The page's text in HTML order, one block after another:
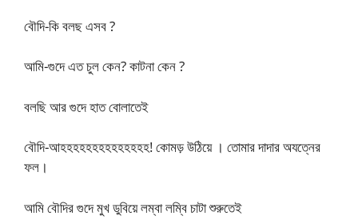
বৌদি-কি বলছ এসব ?
আমি-গুদে এত চুল কেন? কাটনা কেন ?
বলছি আর গুদে হাত বোলাতেই
বৌদি-আহহহহহহহহহহহহহহ! কোমড় উঠিয়ে । তোমার দাদার অযত্নের
ফল।
আমি বৌদির গুদে মুখ ডুবিয়ে লম্বা লম্বি চাটা শুরুতেই